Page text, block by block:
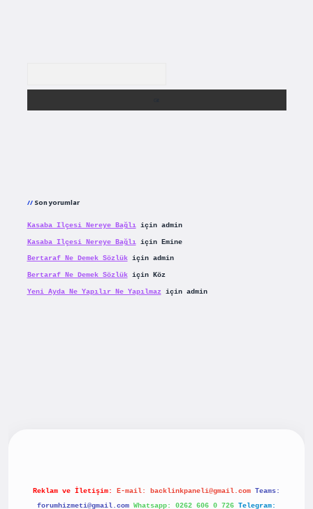
Son yorumlar
Kasaba Ilçesi Nereye Bağlıiçin admin
Kasaba Ilçesi Nereye Bağlıiçin Emine
Bertaraf Ne Demek Sözlükiçin admin
Bertaraf Ne Demek Sözlükiçin Köz
Yeni Ayda Ne Yapılır Ne Yapılmaziçin admin
Reklam ve İletişim: E-mail: backlinkpaneli@gmail.com Teams:
forumhizmeti@gmail.com Whatsapp: 0262 606 0 726 Telegram: